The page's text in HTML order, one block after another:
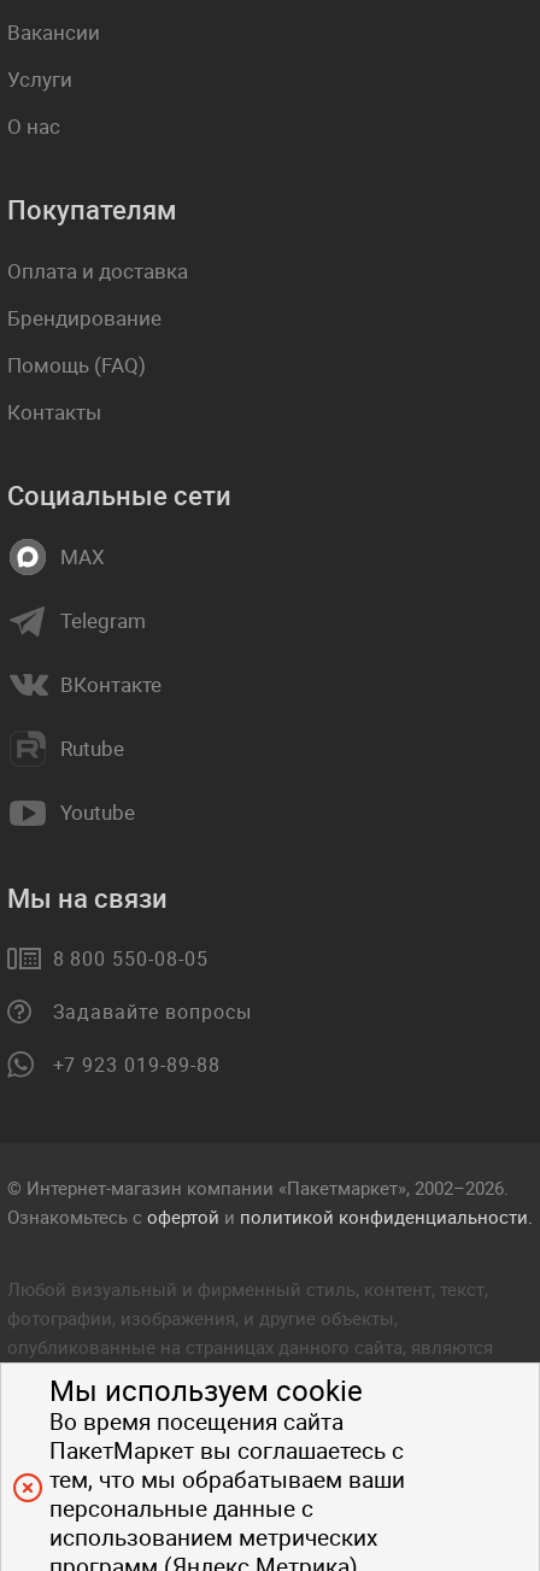
Мы используем cookie
Во время посещения сайта
ПакетМаркет вы соглашаетесь с
тем, что мы обрабатываем ваши
персональные данные с
использованием метрических
Вакансии
Услуги
О нас
Покупателям
Оплата и доставка
Брендирование
Помощь (FAQ)
Контакты
Социальные сети
MAX
Telegram
ВКонтакте
Rutube
Youtube
Мы на связи
8 800 550-08-05
Задавайте вопросы
+7 923 019-89-88
© Интернет-магазин компании «Пакетмаркет», 2002–2026.
Ознакомьтесь с офертой и политикой конфиденциальности.
Любой визуальный и фирменный стиль, контент, текст,
фотографии, изображения, и другие объекты,
опубликованные на страницах данного сайта, являются
объектом прав интеллектуальной собственности компании
Пакетмаркет. Любое копирование стиля, контента, текста,
фотографий, изображений и других объектов данного сайта
запрещено.